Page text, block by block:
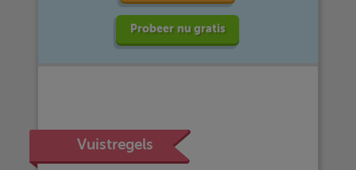
Probeer nu gratis
Vuistregels